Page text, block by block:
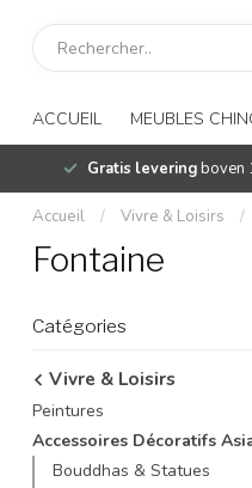
ACCUEIL MEUBLES
Gratis leveringboven
Accueil / Vivre & Loisirs /
Fontaine
Catégories
Vivre & Loisirs
Peintures
Accessoires Décoratifs
Bouddhas & Statues